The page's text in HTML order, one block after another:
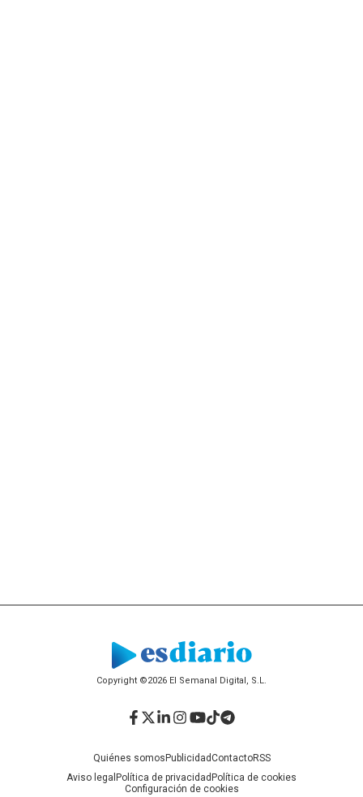
Copyright ©2026 El Semanal Digital, S.L.
Quiénes somosPublicidadContactoRSS
Aviso legal Política de privacidadPolítica de cookies
Configuración de cookies
Facebook
Twitter
LinkedIn
Instagram
YouTube
TikTok
Telegram